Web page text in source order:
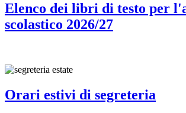
Elenco dei libri di testo per
scolastico 2026/27
Orari estivi di segreteria